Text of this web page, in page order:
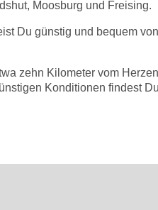
Moosburg und Freising.
Du günstig und bequem
zehn Kilometer vom
Konditionen findest